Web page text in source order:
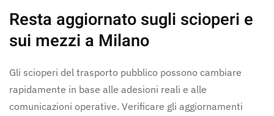
Resta aggiornato sugli scioperi e
sui mezzi a Milano
Gli scioperi del trasporto pubblico possono cambiare
rapidamente in base alle adesioni reali e alle
comunicazioni operative. Verificare gli aggiornamenti